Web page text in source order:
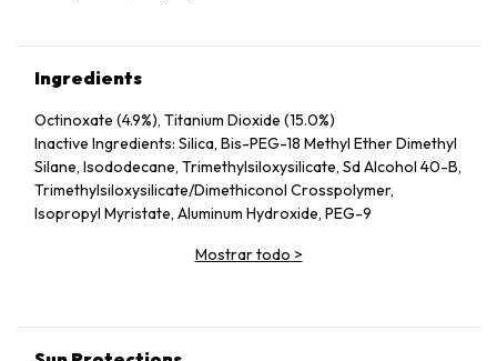
Ingredients
Octinoxate (4.9%), Titanium Dioxide (15.0%)
Inactive Ingredients: Silica, Bis-PEG-18 Methyl Ether Dimethyl
Silane, Isododecane, Trimethylsiloxysilicate, Sd Alcohol 40-B,
Trimethylsiloxysilicate/​Dimethiconol Crosspolymer,
Isopropyl Myristate, Aluminum Hydroxide, PEG-9
Acid, Dextrin Palmitate, Disteardimonium Hectorite, Bis-
Lecithin, Glycyrrhiza Glabra (Licorice) Root Extract, Sucrose
Mostrar todo >